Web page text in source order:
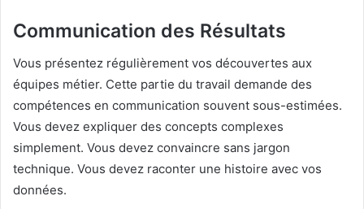
Communication des Résultats
Vous présentez régulièrement vos découvertes aux
équipes métier. Cette partie du travail demande des
compétences en communication souvent sous-estimées.
Vous devez expliquer des concepts complexes
simplement. Vous devez convaincre sans jargon
technique. Vous devez raconter une histoire avec vos
données.